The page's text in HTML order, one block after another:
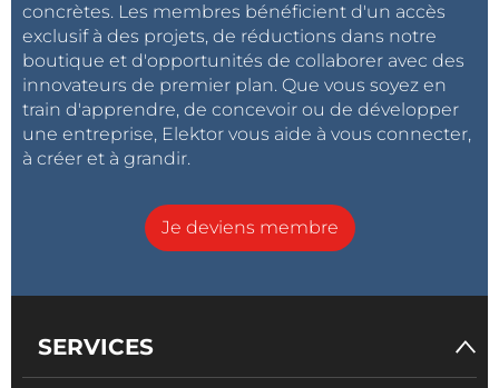
concrètes. Les membres bénéficient d'un accès
exclusif à des projets, de réductions dans notre
boutique et d'opportunités de collaborer avec des
innovateurs de premier plan. Que vous soyez en
train d'apprendre, de concevoir ou de développer
une entreprise, Elektor vous aide à vous connecter,
à créer et à grandir.
Je deviens membre
SERVICES